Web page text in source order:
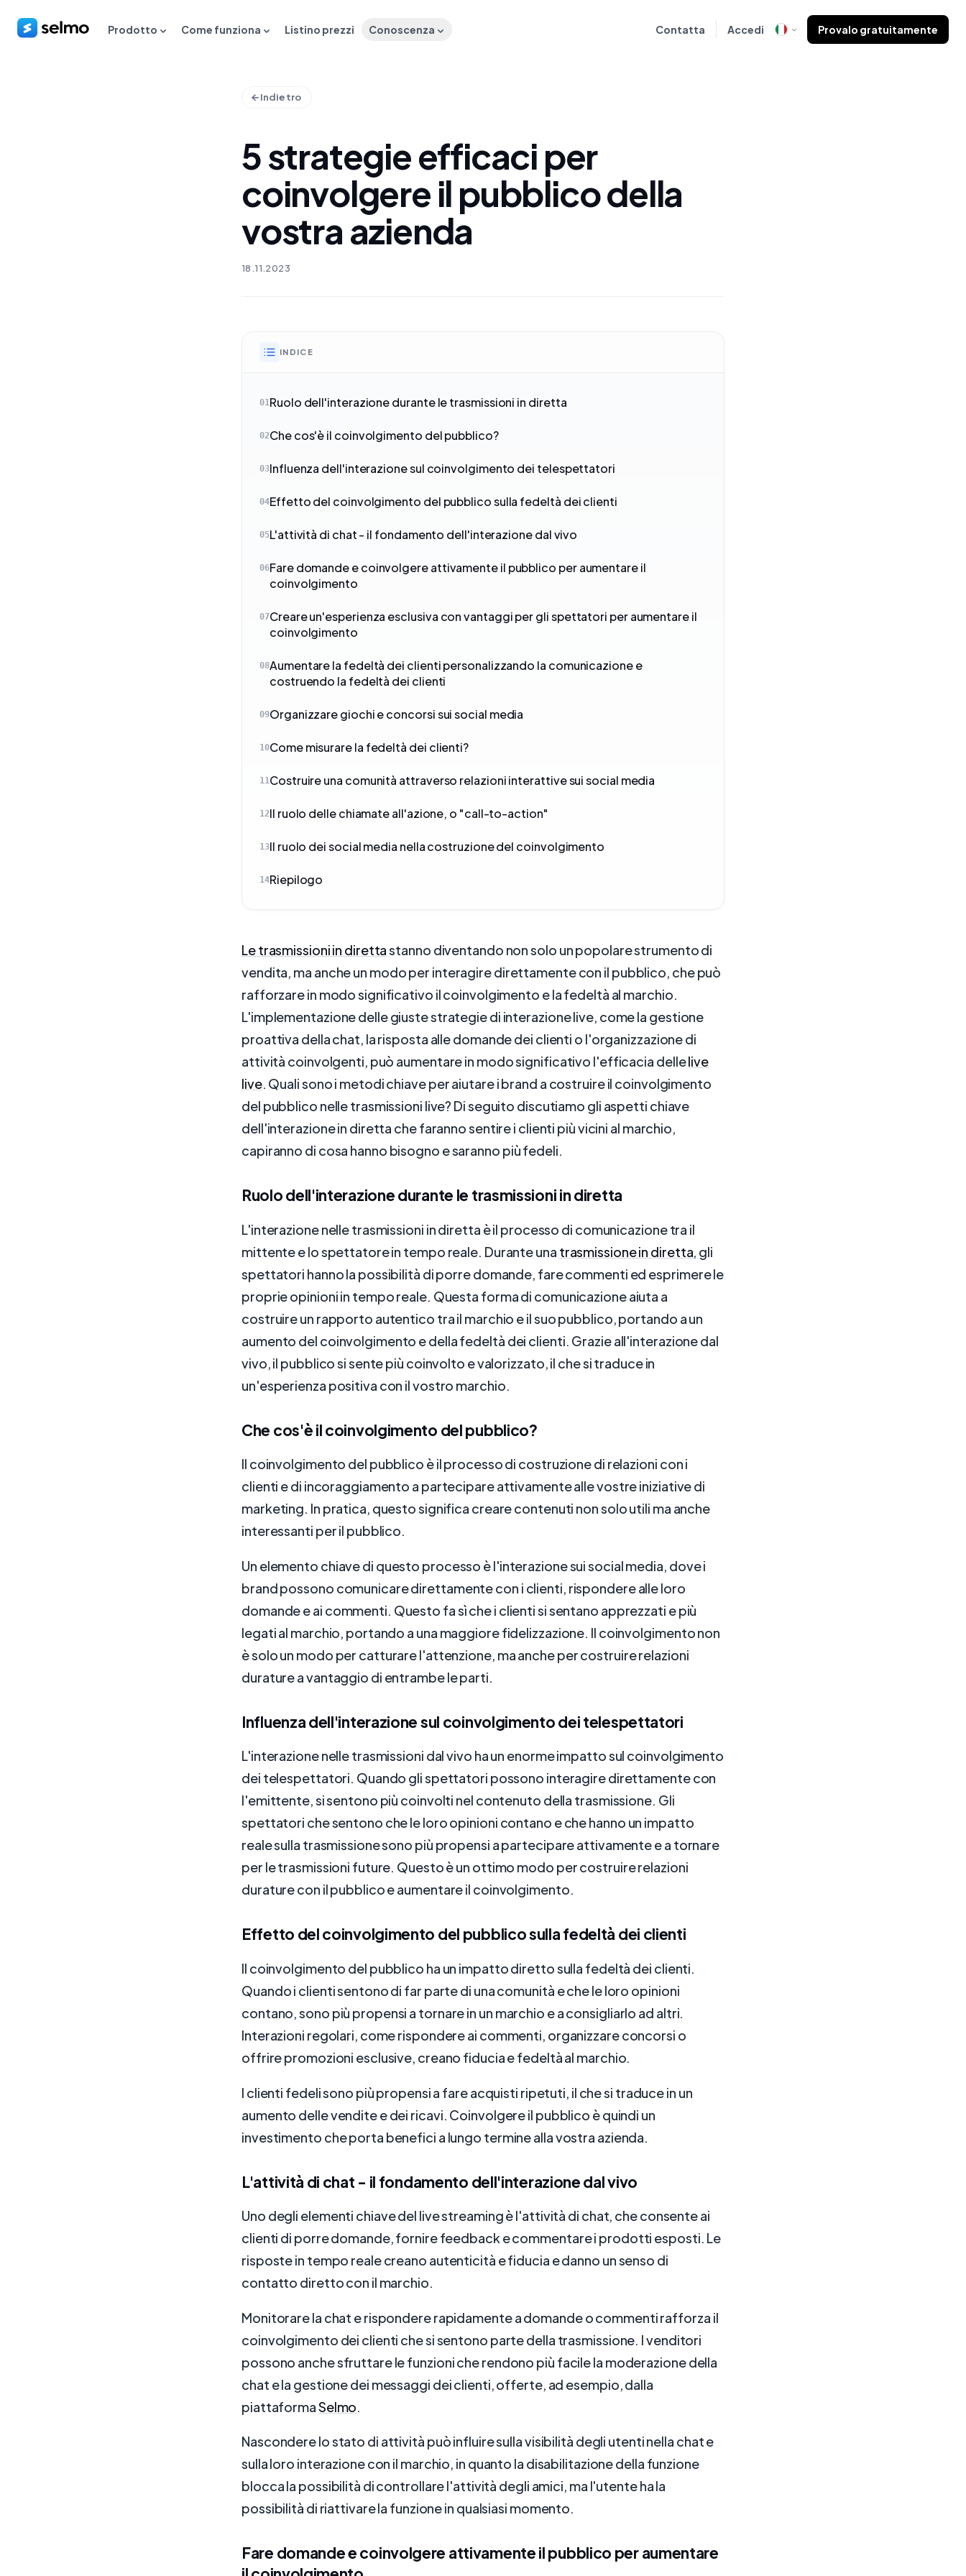
Prodotto Come funziona Listino prezzi Conoscenza Contatta Accedi Provalo gratuitamente
Indietro
5 strategie efficaci per
coinvolgere il pubblico della
vostra azienda
18.11.2023
INDICE
01Ruolo dell'interazione durante le trasmissioni in diretta
02Che cos'è il coinvolgimento del pubblico?
03Influenza dell'interazione sul coinvolgimento dei telespettatori
04Effetto del coinvolgimento del pubblico sulla fedeltà dei clienti
05L'attività di chat - il fondamento dell'interazione dal vivo
06Fare domande e coinvolgere attivamente il pubblico per aumentare il
coinvolgimento
07Creare un'esperienza esclusiva con vantaggi per gli spettatori per aumentare il
coinvolgimento
08Aumentare la fedeltà dei clienti personalizzando la comunicazione e
costruendo la fedeltà dei clienti
09Organizzare giochi e concorsi sui social media
10Come misurare la fedeltà dei clienti?
11Costruire una comunità attraverso relazioni interattive sui social media
12Il ruolo delle chiamate all'azione, o "call-to-action"
13Il ruolo dei social media nella costruzione del coinvolgimento
14Riepilogo
Le trasmissioni in direttastanno diventando non solo un popolare strumento di
vendita, ma anche un modo per interagire direttamente con il pubblico, che può
rafforzare in modo significativo il coinvolgimento e la fedeltà al marchio.
L'implementazione delle giuste strategie di interazione live, come la gestione
proattiva della chat, la risposta alle domande dei clienti o l'organizzazione di
attività coinvolgenti, può aumentare in modo significativo l'efficacia dellelive
live. Quali sono i metodi chiave per aiutare i brand a costruire il coinvolgimento
del pubblico nelle trasmissioni live? Di seguito discutiamo gli aspetti chiave
dell'interazione in diretta che faranno sentire i clienti più vicini al marchio,
capiranno di cosa hanno bisogno e saranno più fedeli.
Ruolo dell'interazione durante le trasmissioni in diretta
L'interazione nelle trasmissioni in diretta è il processo di comunicazione tra il
mittente e lo spettatore in tempo reale. Durante una trasmissione in diretta , gli
spettatori hanno la possibilità di porre domande, fare commenti ed esprimere le
proprie opinioni in tempo reale. Questa forma di comunicazione aiuta a
costruire un rapporto autentico tra il marchio e il suo pubblico, portando a un
aumento del coinvolgimento e della fedeltà dei clienti. Grazie all'interazione dal
vivo, il pubblico si sente più coinvolto e valorizzato, il che si traduce in
un'esperienza positiva con il vostro marchio.
Che cos'è il coinvolgimento del pubblico?
Il coinvolgimento del pubblico è il processo di costruzione di relazioni con i
clienti e di incoraggiamento a partecipare attivamente alle vostre iniziative di
marketing. In pratica, questo significa creare contenuti non solo utili ma anche
interessanti per il pubblico.
Un elemento chiave di questo processo è l'interazione sui social media, dove i
brand possono comunicare direttamente con i clienti, rispondere alle loro
domande e ai commenti. Questo fa sì che i clienti si sentano apprezzati e più
legati al marchio, portando a una maggiore fidelizzazione. Il coinvolgimento non
è solo un modo per catturare l'attenzione, ma anche per costruire relazioni
durature a vantaggio di entrambe le parti.
Influenza dell'interazione sul coinvolgimento dei telespettatori
L'interazione nelle trasmissioni dal vivo ha un enorme impatto sul coinvolgimento
dei telespettatori. Quando gli spettatori possono interagire direttamente con
l'emittente, si sentono più coinvolti nel contenuto della trasmissione. Gli
spettatori che sentono che le loro opinioni contano e che hanno un impatto
reale sulla trasmissione sono più propensi a partecipare attivamente e a tornare
per le trasmissioni future. Questo è un ottimo modo per costruire relazioni
durature con il pubblico e aumentare il coinvolgimento.
Effetto del coinvolgimento del pubblico sulla fedeltà dei clienti
Il coinvolgimento del pubblico ha un impatto diretto sulla fedeltà dei clienti.
Quando i clienti sentono di far parte di una comunità e che le loro opinioni
contano, sono più propensi a tornare in un marchio e a consigliarlo ad altri.
Interazioni regolari, come rispondere ai commenti, organizzare concorsi o
offrire promozioni esclusive, creano fiducia e fedeltà al marchio.
I clienti fedeli sono più propensi a fare acquisti ripetuti, il che si traduce in un
aumento delle vendite e dei ricavi. Coinvolgere il pubblico è quindi un
investimento che porta benefici a lungo termine alla vostra azienda.
L'attività di chat - il fondamento dell'interazione dal vivo
Uno degli elementi chiave del live streaming è l'attività di chat, che consente ai
clienti di porre domande, fornire feedback e commentare i prodotti esposti. Le
risposte in tempo reale creano autenticità e fiducia e danno un senso di
contatto diretto con il marchio.
Monitorare la chat e rispondere rapidamente a domande o commenti rafforza il
coinvolgimento dei clienti che si sentono parte della trasmissione. I venditori
possono anche sfruttare le funzioni che rendono più facile la moderazione della
chat e la gestione dei messaggi dei clienti, offerte, ad esempio, dalla
piattaformaSelmo.
Nascondere lo stato di attività può influire sulla visibilità degli utenti nella chat e
sulla loro interazione con il marchio, in quanto la disabilitazione della funzione
blocca la possibilità di controllare l'attività degli amici, ma l'utente ha la
possibilità di riattivare la funzione in qualsiasi momento.
Fare domande e coinvolgere attivamente il pubblico per aumentare